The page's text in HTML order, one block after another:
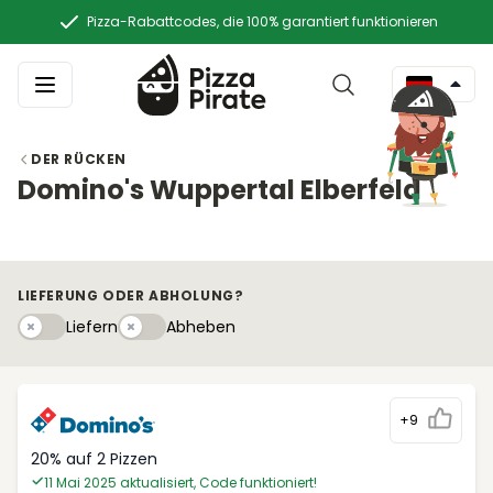
Pizza-Rabattcodes, die 100% garantiert funktionieren
DER RÜCKEN
Domino's Wuppertal Elberfeld
LIEFERUNG ODER ABHOLUNG?
LiefernLiefernAbhebeny
Abheben
+9
20% auf 2 Pizzen
11 Mai 2025 aktualisiert, Code funktioniert!